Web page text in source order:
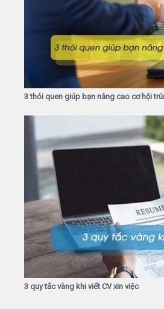
3 thói quen giúp bạn nâng cao cơ hội
3 quy tắc vàng khi viết CV xin việc